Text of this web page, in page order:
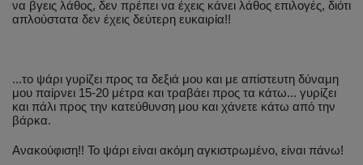
να βγεις λάθος, δεν πρέπει να έχεις κάνει λάθος επιλογές, διότι
απλούστατα δεν έχεις δεύτερη ευκαιρία!!
...το ψάρι γυρίζει προς τα δεξιά μου και με απίστευτη δύναμη
μου παίρνει 15-20 μέτρα και τραβάει προς τα κάτω... γυρίζει
και πάλι προς την κατεύθυνση μου και χάνετε κάτω από την
βάρκα.
Ανακούφιση!! Το ψάρι είναι ακόμη αγκιστρωμένο, είναι πάνω!